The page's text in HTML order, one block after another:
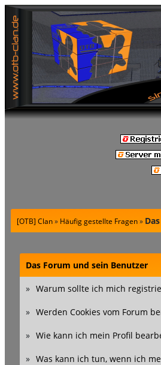
[OTB] Clan» Häufig gestellte Fragen»
Das Forum und sein Benutzer
» Warum sollte ich mich
» Werden Cookies vom Forum
» Wie kann ich mein Profil
» Was kann ich tun, wenn ich